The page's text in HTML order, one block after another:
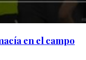
en el campo